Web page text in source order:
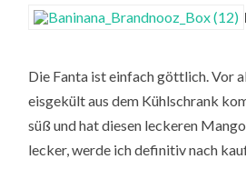
Die Fanta ist einfach göttlich. Vor
eisgekült aus dem Kühlschrank
süß und hat diesen leckeren
lecker, werde ich definitiv nach